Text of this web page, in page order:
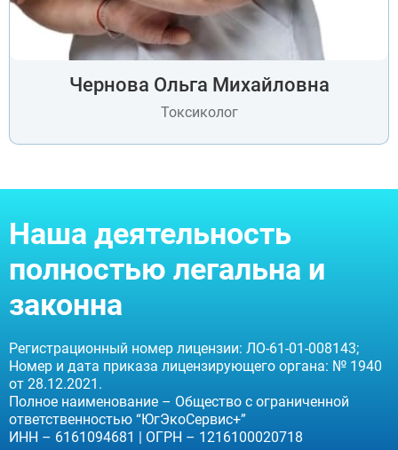
Чернова Ольга Михайловна
Токсиколог
Наша деятельность
полностью легальна и
законна
Регистрационный номер лицензии: ЛО-61-01-008143;
Номер и дата приказа лицензирующего органа: № 1940
от 28.12.2021.
Полное наименование – Общество с ограниченной
ответственностью “ЮгЭкоСервис+”
ИНН – 6161094681 | ОГРН – 1216100020718
Воскресенск
Дубна
Егорьевск
Жуковский
Ивантеевка
Клин
Коломна
Королёв
Лобня
Люберцы
Мытищи
Наро-Фоминск
Ногинск